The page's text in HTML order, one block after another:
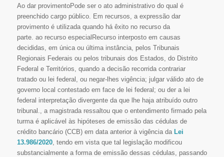
Ao dar provimentoPode ser o ato administrativo do qual é
preenchido cargo público. Em recursos, a expressão dar
provimento é utilizada quando há êxito no recurso da
parte. ao recurso especialRecurso interposto em causas
decididas, em única ou última instância, pelos Tribunais
Regionais Federais ou pelos tribunais dos Estados, do Distrito
Federal e Territórios, quando a decisão recorrida contrariar
tratado ou lei federal, ou negar-lhes vigência; julgar válido ato de
governo local contestado em face de lei federal; ou der a lei
federal interpretação divergente da que lhe haja atribuído outro
tribunal., a magistrada ressaltou que o entendimento firmado pela
turma é aplicável às hipóteses de emissão das cédulas de
crédito bancário (CCB) em data anterior à vigência da Lei
13.986/2020, tendo em vista que tal legislação modificou
substancialmente a forma de emissão dessas cédulas, passando